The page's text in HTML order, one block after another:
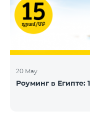
модернизировать
требовалась
инфраструктура
20 May
Роуминг в Египте: